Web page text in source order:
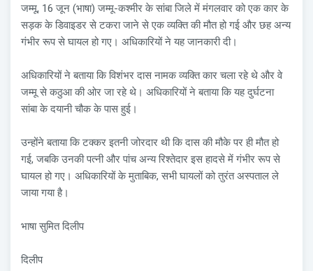
जम्मू, 16 जून (भाषा) जम्मू-कश्मीर के सांबा जिले में मंगलवार को एक कार के
सड़क के डिवाइडर से टकरा जाने से एक व्यक्ति की मौत हो गई और छह अन्य
गंभीर रूप से घायल हो गए। अधिकारियों ने यह जानकारी दी।
अधिकारियों ने बताया कि विशंभर दास नामक व्यक्ति कार चला रहे थे और वे
जम्मू से कठुआ की ओर जा रहे थे। अधिकारियों ने बताया कि यह दुर्घटना
सांबा के दयानी चौक के पास हुई।
उन्होंने बताया कि टक्कर इतनी जोरदार थी कि दास की मौके पर ही मौत हो
गई, जबकि उनकी पत्नी और पांच अन्य रिश्तेदार इस हादसे में गंभीर रूप से
घायल हो गए। अधिकारियों के मुताबिक, सभी घायलों को तुरंत अस्पताल ले
जाया गया है।
भाषा सुमित दिलीप
दिलीप